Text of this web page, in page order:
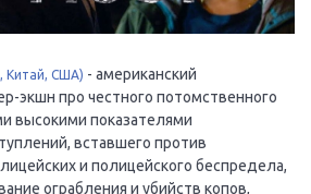
Китай, США) - американский
экшн про честного потомственного
высокими показателями
вставшего против
и полицейского беспредела,
ограбления и убийств копов,